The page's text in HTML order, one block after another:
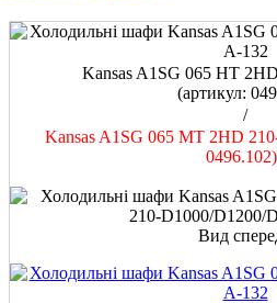
Kansas A1SG 065 HT
(артикул:
/
Kansas A1SG 065 MT 2HD
Вид